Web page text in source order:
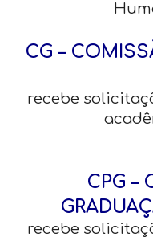
CG –
recebe
CPG –
recebe